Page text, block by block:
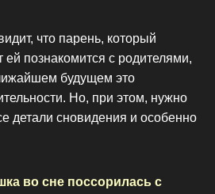
что парень, который
ей познакомится с родителями,
будущем это
Но, при этом, нужно
детали сновидения и особенно
во сне поссорилась с